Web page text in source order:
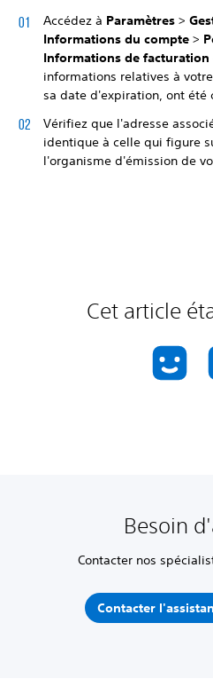
Accédez à Paramètres >
Informations du compte >
Informations de facturation
informations relatives à
sa date d'expiration, ont été
Vérifiez que l'adresse
identique à celle qui figure
l'organisme d'émission de
Cet article
Besoin
Contacter nos
Contacter